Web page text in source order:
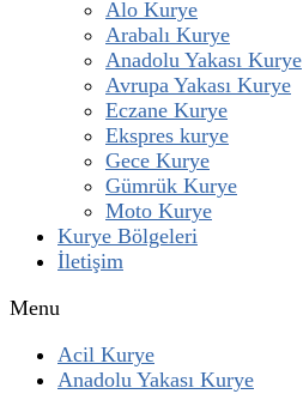
Alo Kurye
Arabalı Kurye
Anadolu Yakası Kurye
Avrupa Yakası Kurye
Eczane Kurye
Ekspres kurye
Gece Kurye
Gümrük Kurye
Moto Kurye
Kurye Bölgeleri
İletişim
Menu
Acil Kurye
Anadolu Yakası Kurye